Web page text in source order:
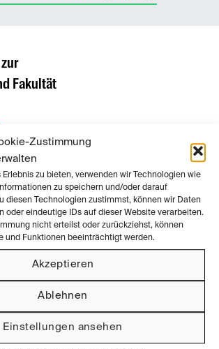
Zustimmung
zu bieten, verwenden wir Technologien wie
zu speichern und/oder darauf
diesen Technologien zustimmst, können wir Daten
oder eindeutige IDs auf dieser Website verarbeiten.
nicht erteilst oder zurückziehst, können
und Funktionen beeinträchtigt werden.
Akzeptieren
Ablehnen
Einstellungen ansehen
Fakultät
Staatliche Hochschule